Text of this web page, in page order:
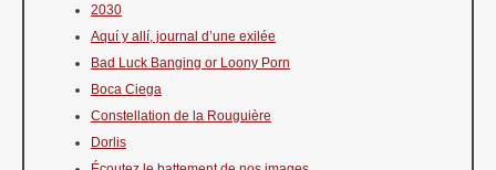
2030
Aquí y allí, journal d’une exilée
Bad Luck Banging or Loony Porn
Boca Ciega
Constellation de la Rouguière
Dorlis